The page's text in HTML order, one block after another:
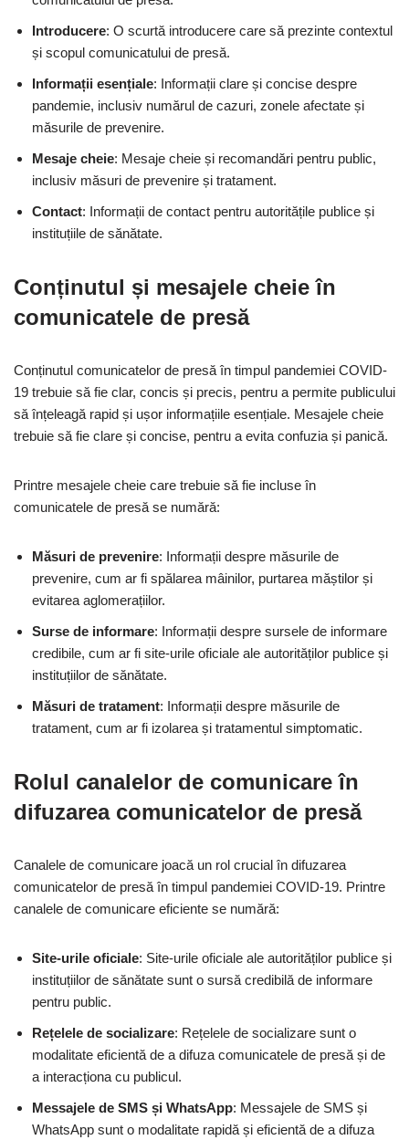
Introducere: O scurtă introducere care să prezinte contextul
și scopul comunicatului de presă.
Informații esențiale: Informații clare și concise despre
pandemie, inclusiv numărul de cazuri, zonele afectate și
măsurile de prevenire.
Mesaje cheie: Mesaje cheie și recomandări pentru public,
inclusiv măsuri de prevenire și tratament.
Contact: Informații de contact pentru autoritățile publice și
instituțiile de sănătate.
Conținutul și mesajele cheie în
comunicatele de presă
Conținutul comunicatelor de presă în timpul pandemiei COVID-
19 trebuie să fie clar, concis și precis, pentru a permite publicului
să înțeleagă rapid și ușor informațiile esențiale. Mesajele cheie
trebuie să fie clare și concise, pentru a evita confuzia și panică.
Printre mesajele cheie care trebuie să fie incluse în
comunicatele de presă se numără:
Măsuri de prevenire: Informații despre măsurile de
prevenire, cum ar fi spălarea mâinilor, purtarea măștilor și
evitarea aglomerațiilor.
Surse de informare: Informații despre sursele de informare
credibile, cum ar fi site-urile oficiale ale autorităților publice și
instituțiilor de sănătate.
Măsuri de tratament: Informații despre măsurile de
tratament, cum ar fi izolarea și tratamentul simptomatic.
Rolul canalelor de comunicare în
difuzarea comunicatelor de presă
Canalele de comunicare joacă un rol crucial în difuzarea
comunicatelor de presă în timpul pandemiei COVID-19. Printre
canalele de comunicare eficiente se numără:
Site-urile oficiale: Site-urile oficiale ale autorităților publice și
instituțiilor de sănătate sunt o sursă credibilă de informare
pentru public.
Rețelele de socializare: Rețelele de socializare sunt o
modalitate eficientă de a difuza comunicatele de presă și de
a interacționa cu publicul.
Messajele de SMS și WhatsApp: Messajele de SMS și
WhatsApp sunt o modalitate rapidă și eficientă de a difuza